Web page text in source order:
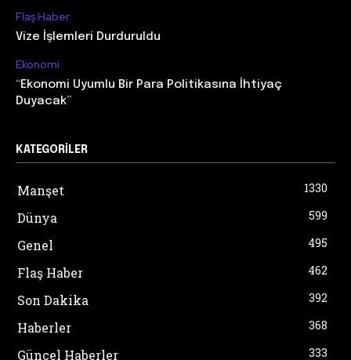
Flaş Haber
Vize İşlemleri Durduruldu
Ekonomi
“Ekonomi Uyumlu Bir Para Politikasına İhtiyaç
Duyacak”
KATEGORILER
Manşet 1330
Dünya 599
Genel 495
Flaş Haber 462
Son Dakika 392
Haberler 368
Güncel Haberler 333